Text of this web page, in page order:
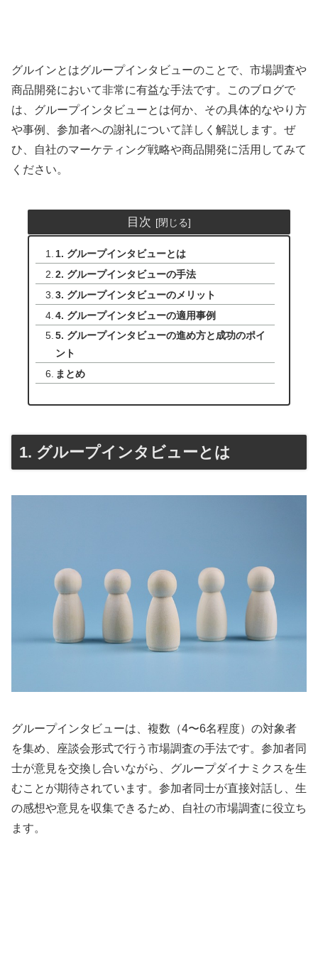
グルインとはグループインタビューのことで、市場調査や
商品開発において非常に有益な手法です。このブログで
は、グループインタビューとは何か、その具体的なやり方
や事例、参加者への謝礼について詳しく解説します。ぜ
ひ、自社のマーケティング戦略や商品開発に活用してみて
ください。
目次
1. グループインタビューとは
2. グループインタビューの手法
3. グループインタビューのメリット
4. グループインタビューの適用事例
5. グループインタビューの進め方と成功のポイ
ント
まとめ
1. グループインタビューとは
グループインタビューは、複数（4〜6名程度）の対象者
を集め、座談会形式で行う市場調査の手法です。参加者同
士が意見を交換し合いながら、グループダイナミクスを生
むことが期待されています。参加者同士が直接対話し、生
の感想や意見を収集できるため、自社の市場調査に役立ち
ます。